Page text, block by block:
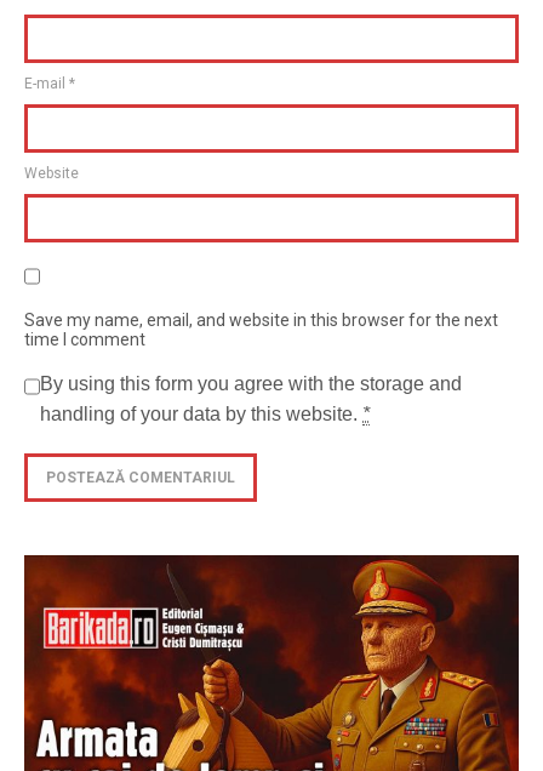
E-mail *
Website
Save my name, email, and website in this browser for the next
time I comment
By using this form you agree with the storage and
handling of your data by this website. *